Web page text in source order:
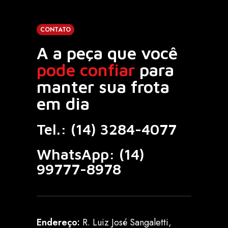
CONTATO
A a peça que você
pode confiar para
manter sua frota
em dia
Tel.: (14) 3284-4077
WhatsApp: (14)
99777-8978
Endereço: R. Luiz José Sangaletti,